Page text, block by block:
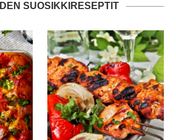
SUOSIKKIRESEPTIT